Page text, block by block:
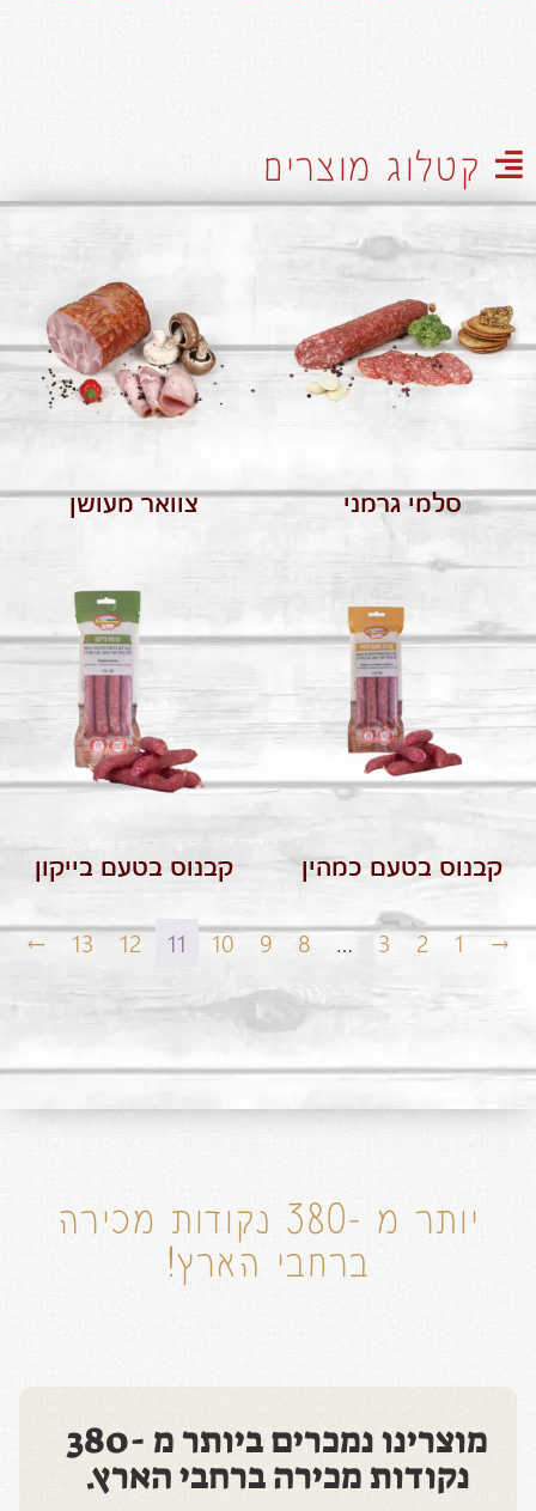
קטלוג מוצרים
סלמי גרמני צוואר מעושן
קבנוס בטעם כמהין קבנוס בטעם בייקון
→
1
2
3
…
8
9
10
11
12
13
←
יותר מ -380 נקודות מכירה
ברחבי הארץ!
מוצרינו נמכרים ביותר מ -380
נקודות מכירה ברחבי הארץ.